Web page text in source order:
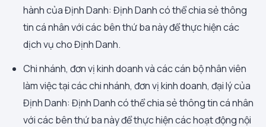
hành của Định Danh: Định Danh có thể chia sẻ thông
tin cá nhân với các bên thứ ba này để thực hiện các
dịch vụ cho Định Danh.
Chi nhánh, đơn vị kinh doanh và các cán bộ nhân viên
làm việc tại các chi nhánh, đơn vị kinh doanh, đại lý của
Định Danh: Định Danh có thể chia sẻ thông tin cá nhân
với các bên thứ ba này để thực hiện các hoạt động nội